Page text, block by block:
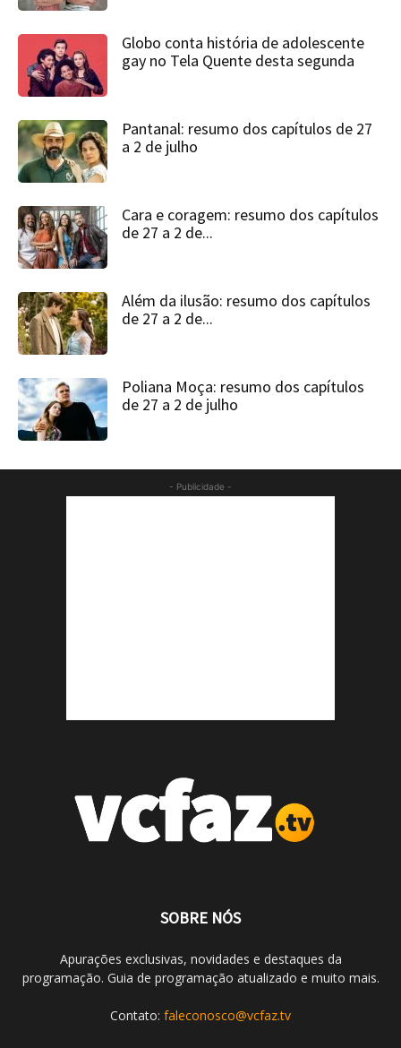
Globo conta história de adolescente
gay no Tela Quente desta segunda
Pantanal: resumo dos capítulos de 27
a 2 de julho
Cara e coragem: resumo dos capítulos
de 27 a 2 de...
Além da ilusão: resumo dos capítulos
de 27 a 2 de...
Poliana Moça: resumo dos capítulos
de 27 a 2 de julho
- Publicidade -
SOBRE NÓS
Apurações exclusivas, novidades e destaques da
programação. Guia de programação atualizado e muito mais.
Contato: faleconosco@vcfaz.tv